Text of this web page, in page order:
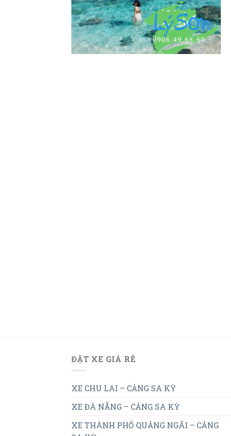
ĐẶT XE GIÁ RẺ
XE CHU LAI – CẢNG SA KỲ
XE ĐÀ NẴNG – CẢNG SA KỲ
XE THÀNH PHỐ QUẢNG NGÃI – CẢNG